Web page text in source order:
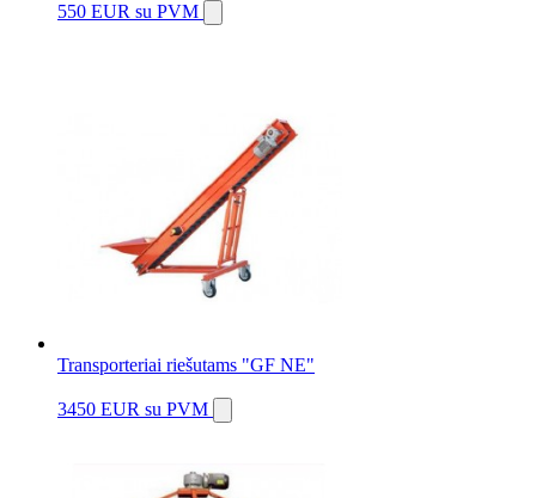
550 EUR su PVM
Transporteriai riešutams "GF NE"
3450 EUR su PVM